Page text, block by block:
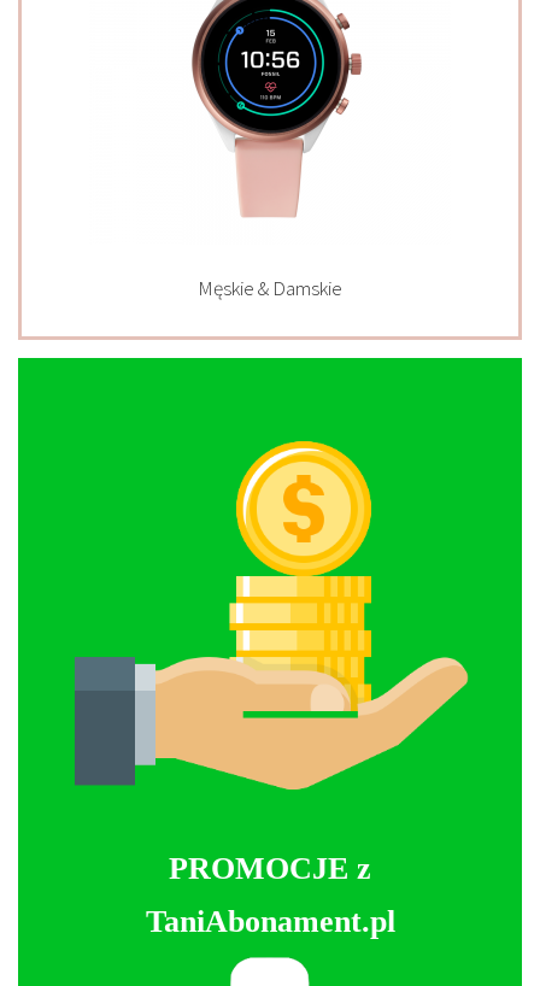
Męskie & Damskie
PROMOCJE z
TaniAbonament.pl